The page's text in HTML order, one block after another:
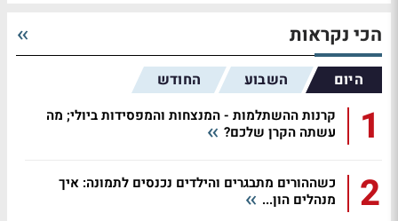
הכי נקראות
היום השבוע החודש
1
קרנות ההשתלמות - המנצחות והמפסידות ביולי; מה
עשתה הקרן שלכם?
2
כשההורים מתבגרים והילדים נכנסים לתמונה: איך
מנהלים הון...